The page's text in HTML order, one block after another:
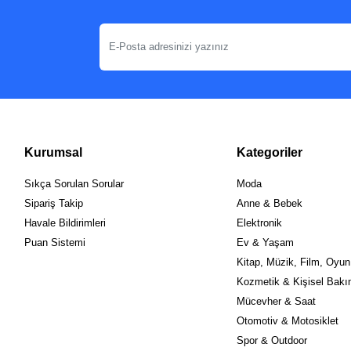
Kurumsal
Sıkça Sorulan Sorular
Sipariş Takip
Havale Bildirimleri
Puan Sistemi
Kategoriler
Moda
Anne & Bebek
Elektronik
Ev & Yaşam
Kitap, Müzik, Film, Oyun
Kozmetik & Kişisel
Mücevher & Saat
Otomotiv & Motosiklet
Spor & Outdoor